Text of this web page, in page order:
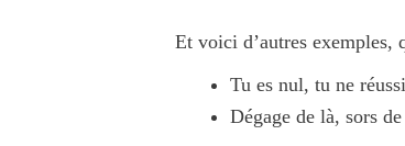
Et voici d’autres exemples,
Tu es nul, tu ne
Dégage de là, sors